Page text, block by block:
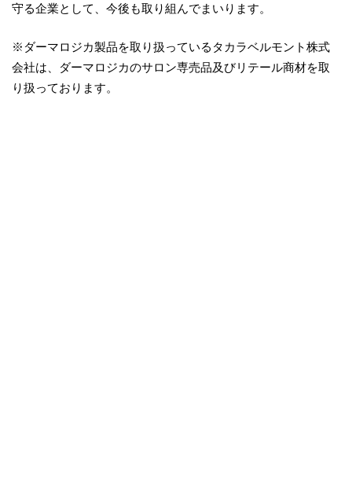
守る企業として、今後も取り組んでまいります。
※ダーマロジカ製品を取り扱っているタカラベルモント株式
会社は、ダーマロジカのサロン専売品及びリテール商材を取
り扱っております。